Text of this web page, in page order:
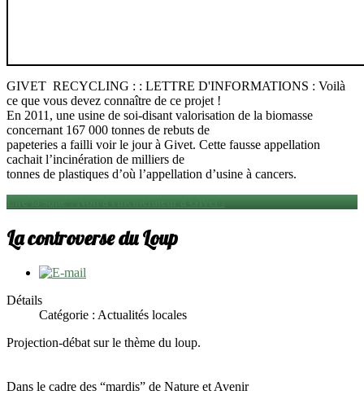
GIVET RECYCLING : : LETTRE D'INFORMATIONS : Voilà
ce que vous devez connaître de ce projet !
En 2011, une usine de soi-disant valorisation de la biomasse
concernant 167 000 tonnes de rebuts de
papeteries a failli voir le jour à Givet. Cette fausse appellation
cachait l’incinération de milliers de
tonnes de plastiques d’où l’appellation d’usine à cancers.
Lire la suite : Non à l'incinérateur à Givet !
La controverse du Loup
Détails
Catégorie : Actualités locales
Projection-débat sur le thème du loup.
Dans le cadre des “mardis” de Nature et Avenir